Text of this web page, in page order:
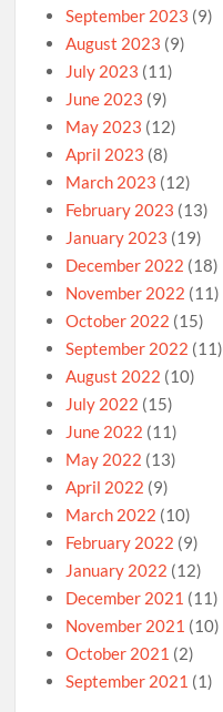
September 2023 (9)
August 2023 (9)
July 2023 (11)
June 2023 (9)
May 2023 (12)
April 2023 (8)
March 2023 (12)
February 2023 (13)
January 2023 (19)
December 2022 (18)
November 2022 (11)
October 2022 (15)
September 2022 (11)
August 2022 (10)
July 2022 (15)
June 2022 (11)
May 2022 (13)
April 2022 (9)
March 2022 (10)
February 2022 (9)
January 2022 (12)
December 2021 (11)
November 2021 (10)
October 2021 (2)
September 2021 (1)